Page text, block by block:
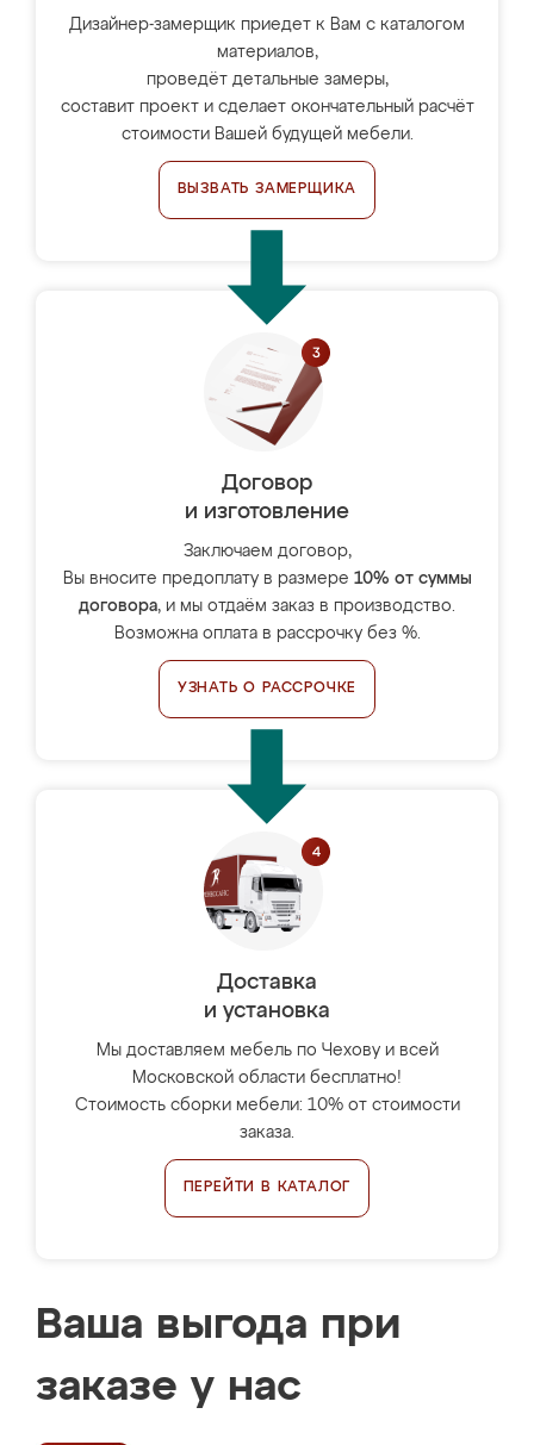
Дизайнер-замерщик приедет к Вам с каталогом
материалов,
проведёт детальные замеры,
составит проект и сделает окончательный расчёт
стоимости Вашей будущей мебели.
ВЫЗВАТЬ ЗАМЕРЩИКА
Договор
и изготовление
Заключаем договор,
Вы вносите предоплату в размере 10% от суммы
договора, и мы отдаём заказ в производство.
Возможна оплата в рассрочку без %.
УЗНАТЬ О РАССРОЧКЕ
Доставка
и установка
Мы доставляем мебель по Чехову и всей
Московской области бесплатно!
Стоимость сборки мебели: 10% от стоимости
заказа.
ПЕРЕЙТИ В КАТАЛОГ
Ваша выгода при
заказе у нас